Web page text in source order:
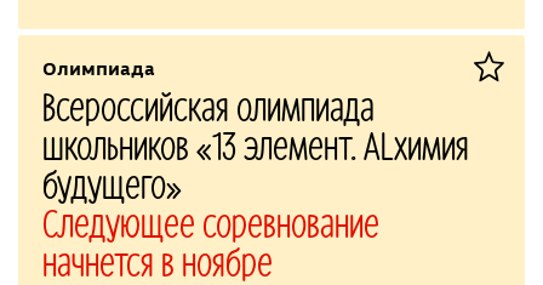
Олимпиада
Всероссийская олимпиада
школьников «13 элемент. ALхимия
будущего»
Следующее соревнование
начнется в ноябре